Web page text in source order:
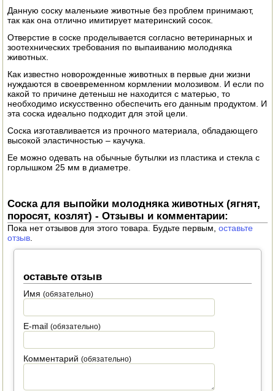
ЭЛЕКТРО И БЕНЗО ИНСТРУМЕНТ
ОПРЫСКИВАТЕЛИ
ЭЛЕКТРО ШАШЛЫЧНИЦЫ
СОКОВЫЖИМАЛКИ
СУШИЛКИ ПРОДУКТОВ
ТОВАРЫ ДЛЯ ЗИМЫ
ДЛЯ ФЕРМЕРА
ОБОРУДОВАНИЕ ДЛЯ ПЧЕЛОВОДСТВА
ДОИЛЬНЫЕ АППАРАТЫ
СРЕДСТВА ОТ ВРЕДИТЕЛЕЙ
ПОСУДА ДЛЯ КУХНИ
ДУШ ДЛЯ ДАЧИ И ДОМА
МАНГАЛЫ, КОПТИЛЬНИ
Данную соску маленькие животные без проблем принимают,
так как она отлично имитирует материнский сосок.
Отверстие в соске проделывается согласно ветеринарных и
зоотехнических требования по выпаиванию молодняка
животных.
Как известно новорожденные животных в первые дни жизни
нуждаются в своевременном кормлении молозивом. И если по
какой то причине детеныш не находится с матерью, то
необходимо искусственно обеспечить его данным продуктом. И
эта соска идеально подходит для этой цели.
Соска изготавливается из прочного материала, обладающего
высокой эластичностью – каучука.
Ее можно одевать на обычные бутылки из пластика и стекла с
горлышком 25 мм в диаметре.
Соска для выпойки молодняка животных (ягнят,
поросят, козлят) - Отзывы и комментарии:
Пока нет отзывов для этого товара. Будьте первым,оставьте
отзыв
оставьте отзыв
Имя(обязательно)
E-mail(обязательно)
Комментарий(обязательно)